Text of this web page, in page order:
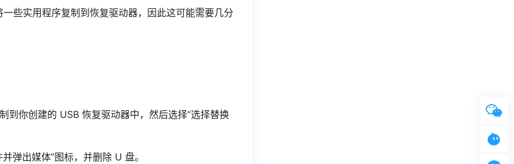
些实用程序复制到恢复驱动器，因此这可能需要几分
到你创建的 USB 恢复驱动器中，然后选择“选择替换
弹出媒体”图标，并删除 U 盘。